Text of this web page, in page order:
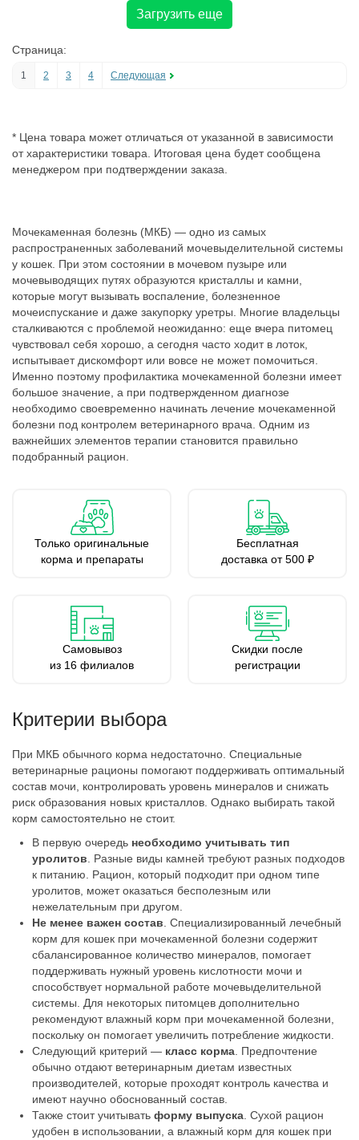
Загрузить еще
Страница:
1 2 3 4 Следующая
* Цена товара может отличаться от указанной в зависимости
от характеристики товара. Итоговая цена будет сообщена
менеджером при подтверждении заказа.
Мочекаменная болезнь (МКБ) — одно из самых
распространенных заболеваний мочевыделительной системы
у кошек. При этом состоянии в мочевом пузыре или
мочевыводящих путях образуются кристаллы и камни,
которые могут вызывать воспаление, болезненное
мочеиспускание и даже закупорку уретры. Многие владельцы
сталкиваются с проблемой неожиданно: еще вчера питомец
чувствовал себя хорошо, а сегодня часто ходит в лоток,
испытывает дискомфорт или вовсе не может помочиться.
Именно поэтому профилактика мочекаменной болезни имеет
большое значение, а при подтвержденном диагнозе
необходимо своевременно начинать лечение мочекаменной
болезни под контролем ветеринарного врача. Одним из
важнейших элементов терапии становится правильно
подобранный рацион.
Только оригинальные
корма и препараты
Бесплатная
доставка от 500 ₽
Самовывоз
из 16 филиалов
Скидки после
регистрации
Критерии выбора
При МКБ обычного корма недостаточно. Специальные
ветеринарные рационы помогают поддерживать оптимальный
состав мочи, контролировать уровень минералов и снижать
риск образования новых кристаллов. Однако выбирать такой
корм самостоятельно не стоит.
В первую очередь необходимо учитывать тип
уролитов . Разные виды камней требуют разных подходов
к питанию. Рацион, который подходит при одном типе
уролитов, может оказаться бесполезным или
нежелательным при другом.
Не менее важен состав . Специализированный лечебный
корм для кошек при мочекаменной болезни содержит
сбалансированное количество минералов, помогает
поддерживать нужный уровень кислотности мочи и
способствует нормальной работе мочевыделительной
системы. Для некоторых питомцев дополнительно
рекомендуют влажный корм при мочекаменной болезни,
поскольку он помогает увеличить потребление жидкости.
Следующий критерий — класс корма . Предпочтение
обычно отдают ветеринарным диетам известных
производителей, которые проходят контроль качества и
имеют научно обоснованный состав.
Также стоит учитывать форму выпуска . Сухой рацион
удобен в использовании, а влажный корм для кошек при